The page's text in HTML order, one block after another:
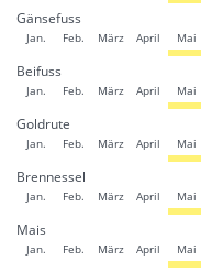
Gänsefuss
Jan. Feb. März April Mai
Beifuss
Jan. Feb. März April Mai
Goldrute
Jan. Feb. März April Mai
Brennessel
Jan. Feb. März April Mai
Mais
Jan. Feb. März April Mai